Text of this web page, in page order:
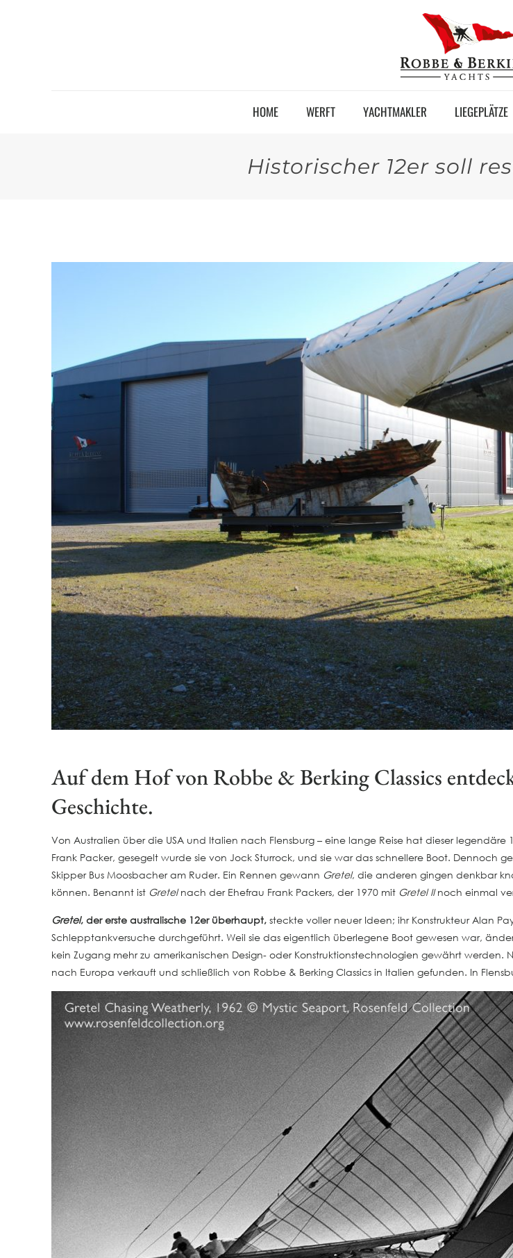
HOME WERFT YACHTMAKLER LIEGEPLÄTZE
Historischer 12er soll
Auf dem Hof von Robbe & Berking Classics
Geschichte.
Von Australien über die USA und Italien nach Flensburg – eine lange Reise hat dieser legendäre
Frank Packer, gesegelt wurde sie von Jock Sturrock, und sie war das schnellere Boot.
Skipper Bus Moosbacher am Ruder. Ein Rennen gewann Gretel, die anderen gingen denkbar
können. Benannt ist Gretelnach der Ehefrau Frank Packers, der 1970 mit Gretel IInoch einmal
Gretel, der erste australische 12er überhaupt, steckte voller neuer Ideen; ihr Konstrukteur Alan
Schlepptankversuche durchgeführt. Weil sie das eigentlich überlegene Boot gewesen war,
kein Zugang mehr zu amerikanischen Design- oder Konstruktionstechnologien gewährt werden.
nach Europa verkauft und schließlich von Robbe & Berking Classics in Italien gefunden. In